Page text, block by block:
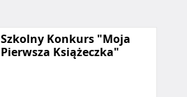
Szkolny Konkurs "Moja
Pierwsza Książeczka"